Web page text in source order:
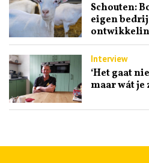
Schouten:
eigen
Interview
‘Het gaat
maar wát je